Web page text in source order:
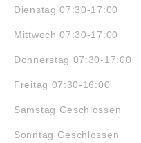
Dienstag 07:30-17:00
Mittwoch 07:30-17:00
Donnerstag 07:30-17:00
Freitag 07:30-16:00
Samstag Geschlossen
Sonntag Geschlossen